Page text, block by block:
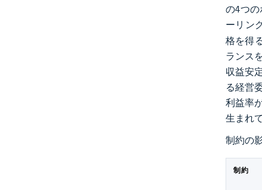
の4つ
ーリン
格を得
ランス
収益安
る経営
利益率
生まれ
制約の
制約